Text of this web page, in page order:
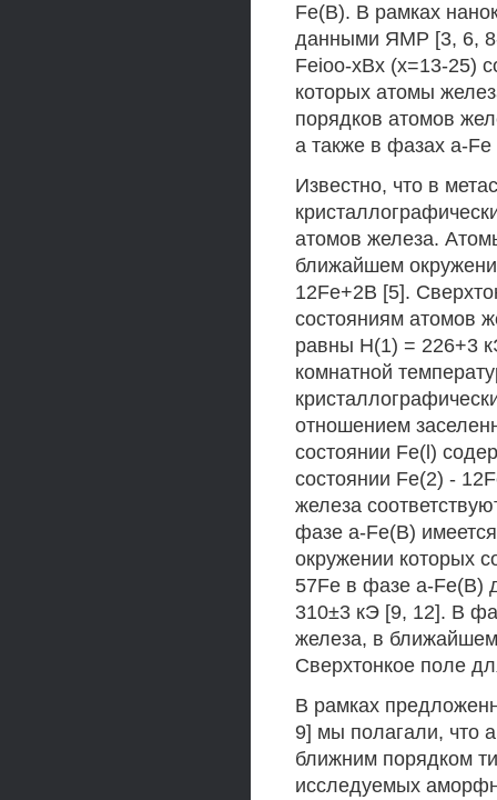
Fe(B). В рамках
данными ЯМР [3, 6,
Feioo-xBx (х=13-25)
которых атомы
порядков атомов
а также в фазах a-
Известно, что в
атомов железа.
ближайшем
12Fe+2B [5].
состояниям атомов
равны Н(1) = 226+3
комнатной
отношением
состоянии Fe(l)
состоянии Fe(2) -
железа
фазе a-Fe(B)
окружении которых
57Fe в фазе a-Fe(B)
310±3 кЭ [9, 12]. В
железа, в
Сверхтонкое поле
В рамках
9] мы полагали, что
ближним порядком
исследуемых